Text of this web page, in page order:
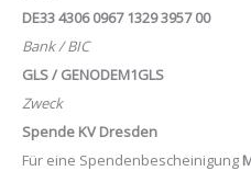
DE33 4306 0967 1329 3957 00
Bank / BIC
GLS / GENODEM1GLS
Zweck
Spende KV Dresden
Für eine Spendenbescheinigung